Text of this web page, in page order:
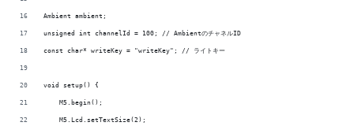
Ambient ambient;
unsigned int channelId = 100; // AmbientのチャネルID
const char* writeKey = "writeKey"; // ライトキー
void setup() {
    M5.begin();
    M5.Lcd.setTextSize(2);